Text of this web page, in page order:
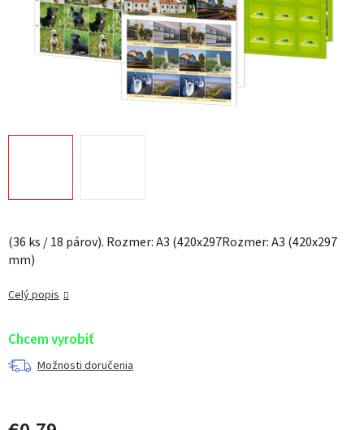
(36 ks / 18 párov). Rozmer: A3 (420x297Rozmer: A3 (420x297
mm)
Celý popis
Chcem vyrobiť
Možnosti doručenia